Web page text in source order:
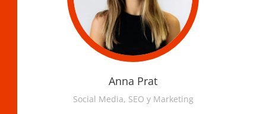
Anna Prat
Social Media, SEO y Marketing